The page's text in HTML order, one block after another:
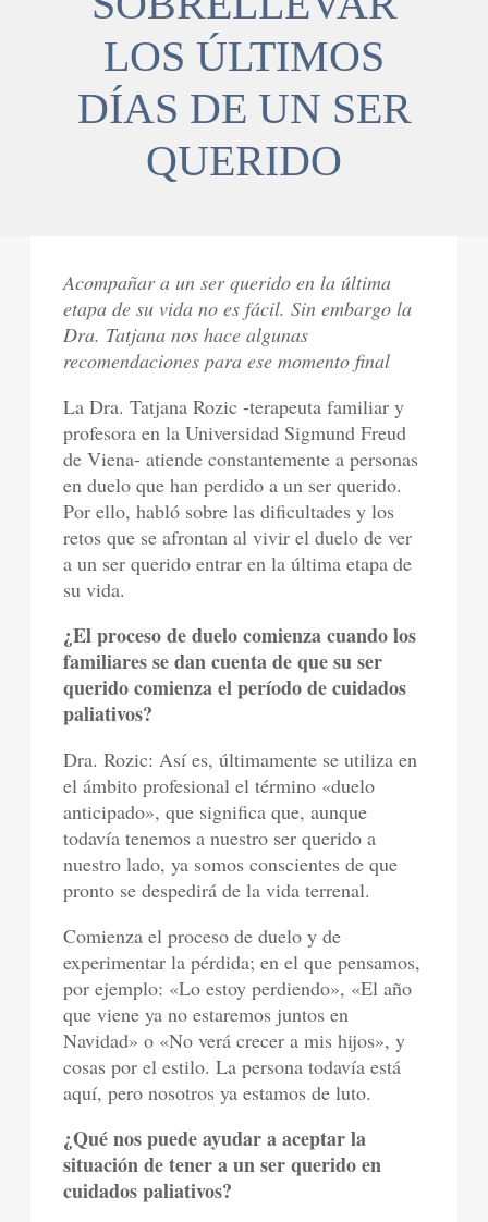
LOS ÚLTIMOS
DÍAS DE UN SER
QUERIDO
Acompañar a un ser querido en la última
etapa de su vida no es fácil. Sin embargo la
Dra. Tatjana nos hace algunas
recomendaciones para ese momento final
La Dra. Tatjana Rozic -terapeuta familiar y
profesora en la Universidad Sigmund Freud
de Viena- atiende constantemente a personas
en duelo que han perdido a un ser querido.
Por ello, habló sobre las dificultades y los
retos que se afrontan al vivir el duelo de ver
a un ser querido entrar en la última etapa de
su vida.
¿El proceso de duelo comienza cuando los
familiares se dan cuenta de que su ser
querido comienza el período de cuidados
paliativos?
Dra. Rozic: Así es, últimamente se utiliza en
el ámbito profesional el término «duelo
anticipado», que significa que, aunque
todavía tenemos a nuestro ser querido a
nuestro lado, ya somos conscientes de que
pronto se despedirá de la vida terrenal.
Comienza el proceso de duelo y de
experimentar la pérdida; en el que pensamos,
por ejemplo: «Lo estoy perdiendo», «El año
que viene ya no estaremos juntos en
Navidad» o «No verá crecer a mis hijos», y
cosas por el estilo. La persona todavía está
aquí, pero nosotros ya estamos de luto.
¿Qué nos puede ayudar a aceptar la
situación de tener a un ser querido en
cuidados paliativos?